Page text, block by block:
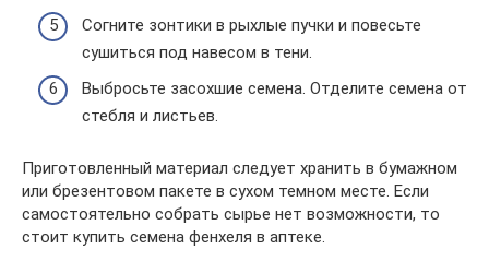
Согните зонтики в рыхлые пучки и повесьте
сушиться под навесом в тени.
Выбросьте засохшие семена. Отделите семена от
стебля и листьев.
Приготовленный материал следует хранить в бумажном
или брезентовом пакете в сухом темном месте. Если
самостоятельно собрать сырье нет возможности, то
стоит купить семена фенхеля в аптеке.